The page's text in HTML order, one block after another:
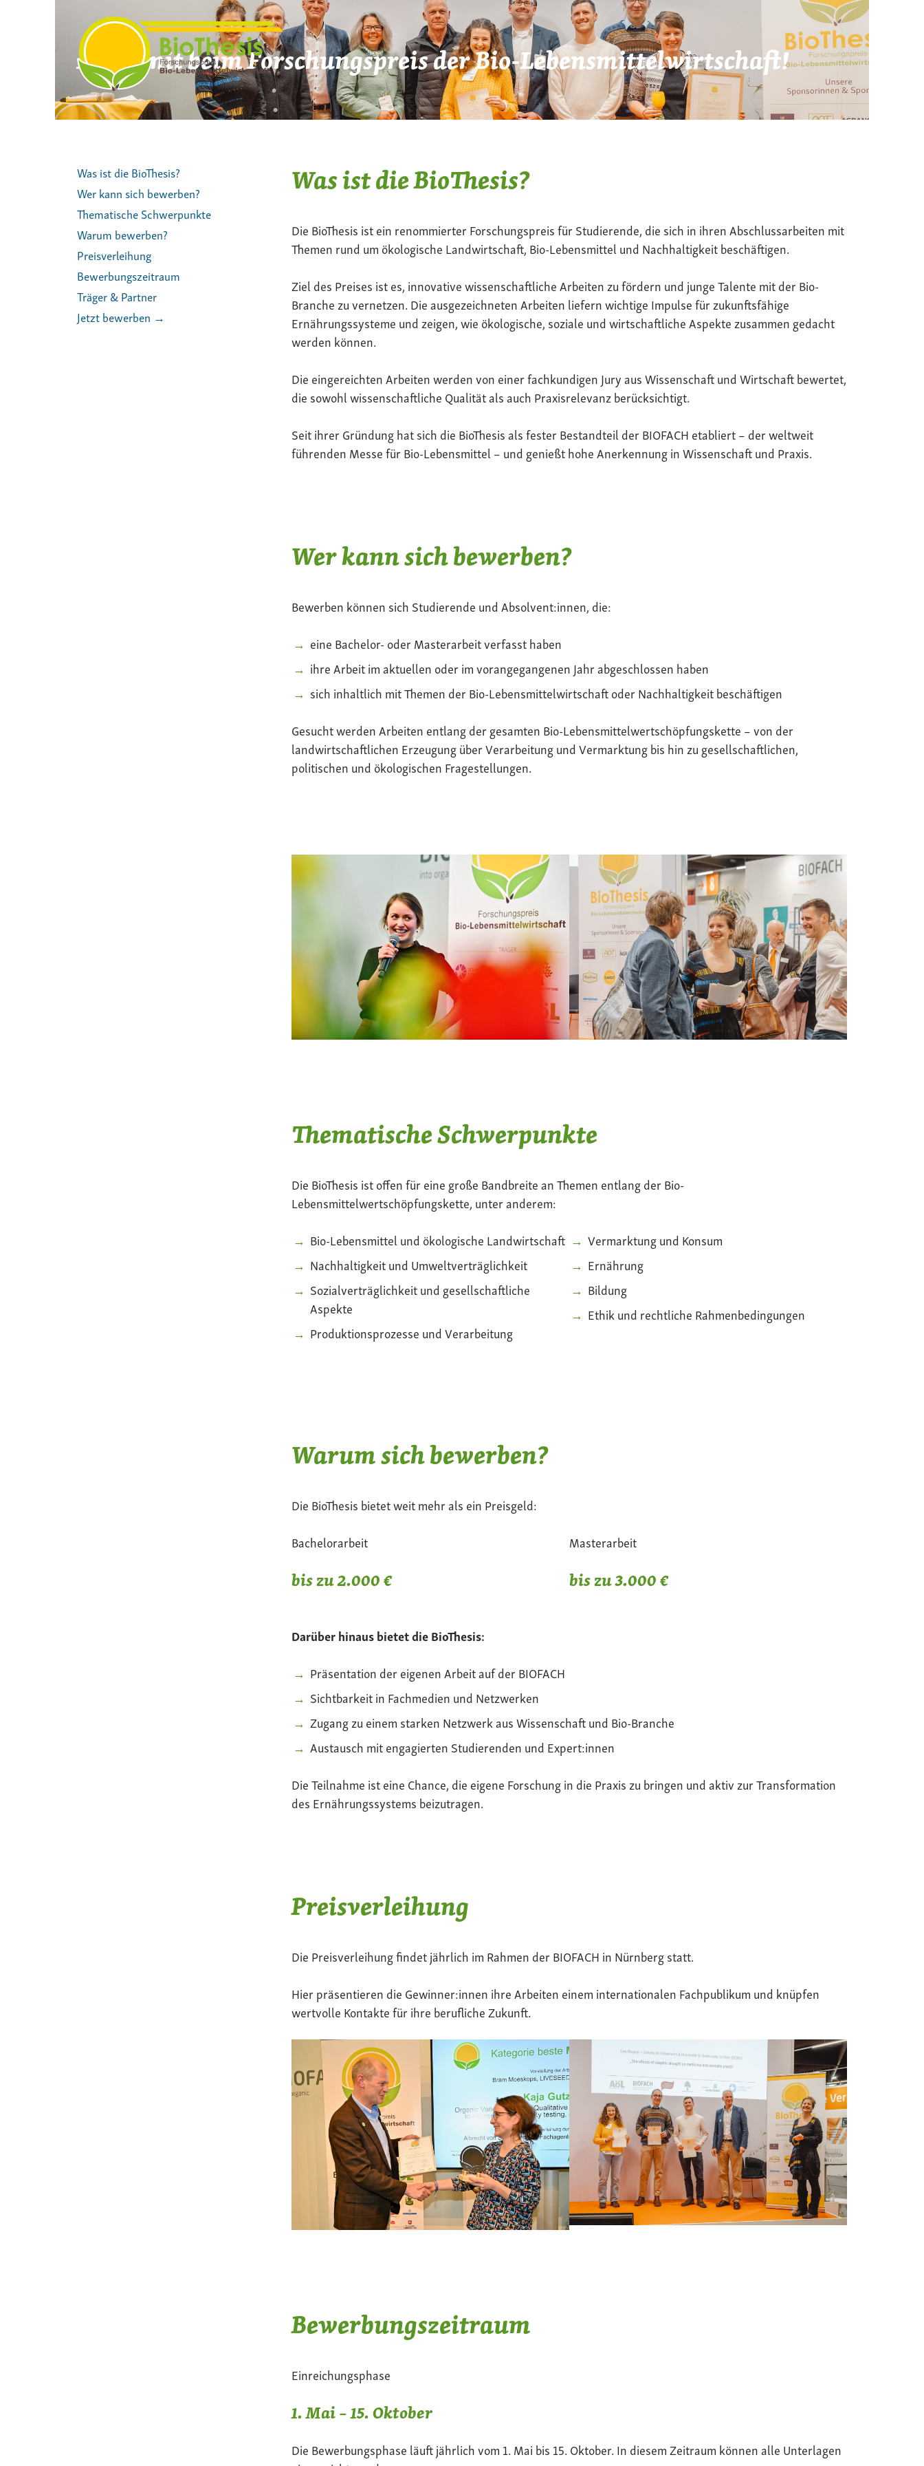
Mach mit beim Forschungspreis der Bio-Lebensmittelwirtschaft!
Was ist die BioThesis?
Die BioThesis ist ein renommierter Forschungspreis für Studierende, die sich in ihren Abschlussarbeiten mit
Themen rund um ökologische Landwirtschaft, Bio-Lebensmittel und Nachhaltigkeit beschäftigen.
Ziel des Preises ist es, innovative wissenschaftliche Arbeiten zu fördern und junge Talente mit der Bio-
Branche zu vernetzen. Die ausgezeichneten Arbeiten liefern wichtige Impulse für zukunftsfähige
Ernährungssysteme und zeigen, wie ökologische, soziale und wirtschaftliche Aspekte zusammen gedacht
werden können.
Die eingereichten Arbeiten werden von einer fachkundigen Jury aus Wissenschaft und Wirtschaft bewertet,
die sowohl wissenschaftliche Qualität als auch Praxisrelevanz berücksichtigt.
Seit ihrer Gründung hat sich die BioThesis als fester Bestandteil der BIOFACH etabliert – der weltweit
führenden Messe für Bio-Lebensmittel – und genießt hohe Anerkennung in Wissenschaft und Praxis.
Wer kann sich bewerben?
Bewerben können sich Studierende und Absolvent:innen, die:
eine Bachelor- oder Masterarbeit verfasst haben
ihre Arbeit im aktuellen oder im vorangegangenen Jahr abgeschlossen haben
sich inhaltlich mit Themen der Bio-Lebensmittelwirtschaft oder Nachhaltigkeit beschäftigen
Gesucht werden Arbeiten entlang der gesamten Bio-Lebensmittelwertschöpfungskette – von der
landwirtschaftlichen Erzeugung über Verarbeitung und Vermarktung bis hin zu gesellschaftlichen,
politischen und ökologischen Fragestellungen.
Thematische Schwerpunkte
Die BioThesis ist offen für eine große Bandbreite an Themen entlang der Bio-
Lebensmittelwertschöpfungskette, unter anderem:
Bio-Lebensmittel und ökologische Landwirtschaft
Nachhaltigkeit und Umweltverträglichkeit
Sozialverträglichkeit und gesellschaftliche
Aspekte
Produktionsprozesse und Verarbeitung
Vermarktung und Konsum
Ernährung
Bildung
Ethik und rechtliche Rahmenbedingungen
Warum sich bewerben?
Die BioThesis bietet weit mehr als ein Preisgeld:
Bachelorarbeit
bis zu 2.000 €
Masterarbeit
bis zu 3.000 €
Darüber hinaus bietet die BioThesis:
Präsentation der eigenen Arbeit auf der BIOFACH
Sichtbarkeit in Fachmedien und Netzwerken
Zugang zu einem starken Netzwerk aus Wissenschaft und Bio-Branche
Austausch mit engagierten Studierenden und Expert:innen
Die Teilnahme ist eine Chance, die eigene Forschung in die Praxis zu bringen und aktiv zur Transformation
des Ernährungssystems beizutragen.
Preisverleihung
Die Preisverleihung findet jährlich im Rahmen der BIOFACH in Nürnberg statt.
Hier präsentieren die Gewinner:innen ihre Arbeiten einem internationalen Fachpublikum und knüpfen
wertvolle Kontakte für ihre berufliche Zukunft.
Bewerbungszeitraum
Einreichungsphase
1. Mai – 15. Oktober
Die Bewerbungsphase läuft jährlich vom 1. Mai bis 15. Oktober. In diesem Zeitraum können alle Unterlagen
Was ist die BioThesis?
Wer kann sich bewerben?
Thematische Schwerpunkte
Warum bewerben?
Preisverleihung
Bewerbungszeitraum
Träger & Partner
Jetzt bewerben →